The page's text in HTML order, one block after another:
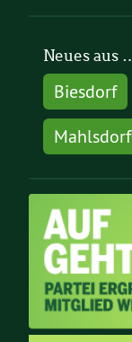
Neues aus
Biesdorf
Mahlsdorf